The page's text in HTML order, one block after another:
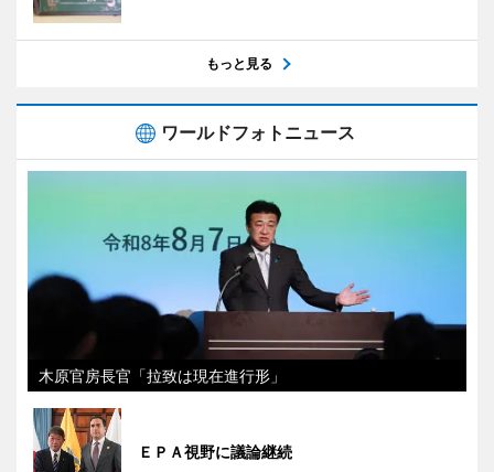
もっと見る
ワールドフォトニュース
木原官房長官「拉致は現在進行形」
ＥＰＡ視野に議論継続